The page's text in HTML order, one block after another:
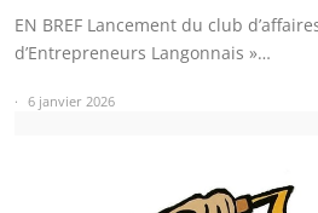
EN BREF Lancement du club
d’Entrepreneurs Langonnais »…
6 janvier 2026